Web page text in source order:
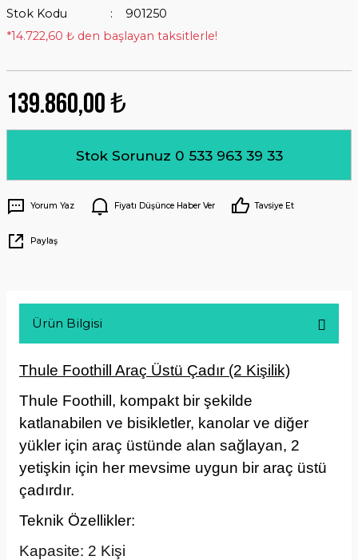
Stok Kodu
901250
*14.722,60 ₺ den başlayan taksitlerle!
139.860,00 ₺
Stok Sorunuz 0 533 963 39 33
Yorum Yaz Fiyatı Düşünce Haber Ver Tavsiye Et
Paylaş
Ürün Bilgisi
Thule Foothill Araç Üstü Çadır (2 Kişilik)
Thule Foothill, kompakt bir şekilde
katlanabilen ve bisikletler, kanolar ve diğer
yükler için araç üstünde alan sağlayan, 2
yetişkin için her mevsime uygun bir araç üstü
çadırdır.
Teknik Özellikler:
Kapasite: 2 Kişi